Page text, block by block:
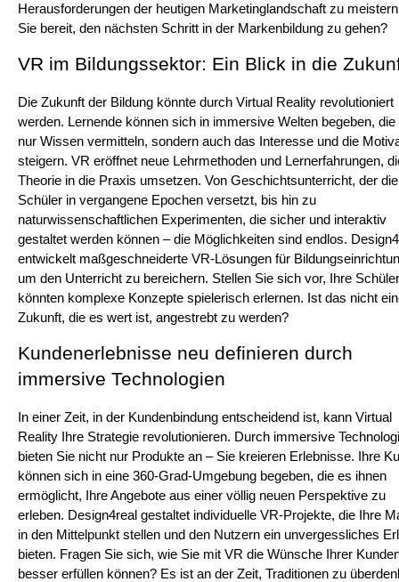
Herausforderungen der heutigen Marketinglandschaft zu
Sie bereit, den nächsten Schritt in der Markenbildung zu gehen?
VR im Bildungssektor: Ein Blick in die
Die Zukunft der Bildung könnte durch Virtual Reality revolutioniert
werden. Lernende können sich in immersive Welten begeben, die
nur Wissen vermitteln, sondern auch das Interesse und die
steigern. VR eröffnet neue Lehrmethoden und Lernerfahrungen,
Theorie in die Praxis umsetzen. Von Geschichtsunterricht, der die
Schüler in vergangene Epochen versetzt, bis hin zu
naturwissenschaftlichen Experimenten, die sicher und interaktiv
gestaltet werden können – die Möglichkeiten sind endlos.
entwickelt maßgeschneiderte VR-Lösungen für
um den Unterricht zu bereichern. Stellen Sie sich vor, Ihre Schüler
könnten komplexe Konzepte spielerisch erlernen. Ist das nicht
Zukunft, die es wert ist, angestrebt zu werden?
Kundenerlebnisse neu definieren durch
immersive Technologien
In einer Zeit, in der Kundenbindung entscheidend ist, kann Virtual
Reality Ihre Strategie revolutionieren. Durch immersive
bieten Sie nicht nur Produkte an – Sie kreieren Erlebnisse. Ihre
können sich in eine 360-Grad-Umgebung begeben, die es ihnen
ermöglicht, Ihre Angebote aus einer völlig neuen Perspektive zu
erleben. Design4real gestaltet individuelle VR-Projekte, die Ihre
in den Mittelpunkt stellen und den Nutzern ein unvergessliches
bieten. Fragen Sie sich, wie Sie mit VR die Wünsche Ihrer
besser erfüllen können? Es ist an der Zeit, Traditionen zu